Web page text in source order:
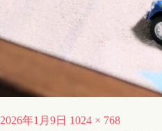
投
2026年1月9日 フ
1024 × 768